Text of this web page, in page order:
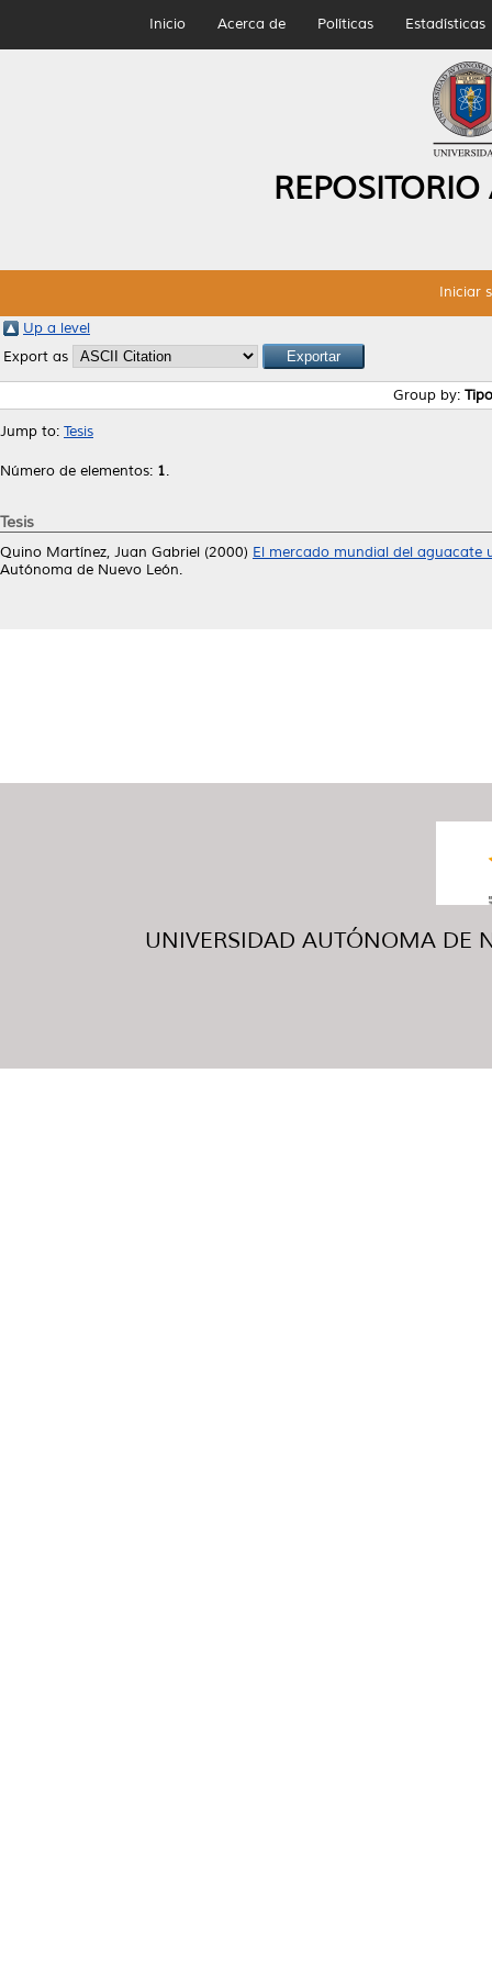
Inicio Acerca de Políticas Estadísticas
Iniciar
Up a level
Export as
Group by:
Jump to: Tesis
Número de elementos: 1.
Tesis
Quino Martínez, Juan Gabriel (2000) El mercado mundial del aguacate
Autónoma de Nuevo León.
UNIVERSIDAD AUTÓNOMA DE